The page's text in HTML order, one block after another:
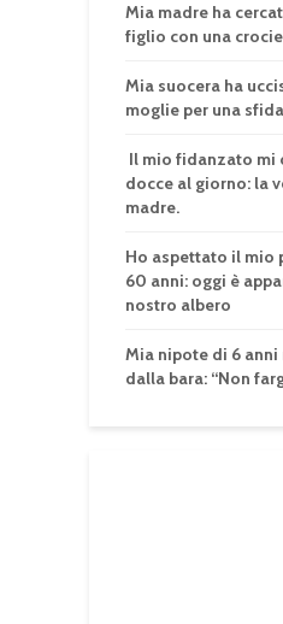
Mia madre ha
figlio con una
Mia suocera ha
moglie per una sfida
Il mio fidanzato mi
docce al giorno: la
madre.
Ho aspettato il mio
60 anni: oggi è
nostro albero
Mia nipote di 6 anni
dalla bara: “Non